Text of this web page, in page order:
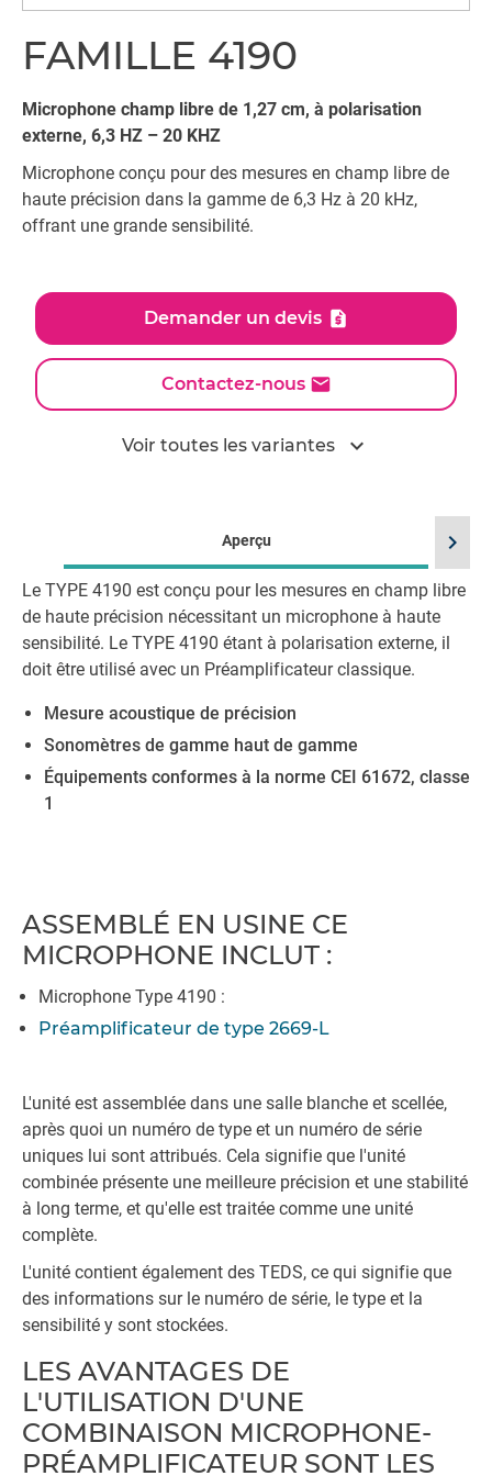
FAMILLE 4190
Microphone champ libre de 1,27 cm, à polarisation
externe, 6,3 HZ – 20 KHZ
Microphone conçu pour des mesures en champ libre de
haute précision dans la gamme de 6,3 Hz à 20 kHz,
offrant une grande sensibilité.
Demander un devis
Contactez-nous
Voir toutes les variantes expand_more
Aperçu
Le TYPE 4190 est conçu pour les mesures en champ libre
de haute précision nécessitant un microphone à haute
sensibilité. Le TYPE 4190 étant à polarisation externe, il
doit être utilisé avec un Préamplificateur classique.
Mesure acoustique de précision
Sonomètres de gamme haut de gamme
Équipements conformes à la norme CEI 61672, classe
1
chevron_right
ASSEMBLÉ EN USINE CE
MICROPHONE INCLUT :
Microphone Type 4190 :
Préamplificateur de type 2669-L
L'unité est assemblée dans une salle blanche et scellée,
après quoi un numéro de type et un numéro de série
uniques lui sont attribués. Cela signifie que l'unité
combinée présente une meilleure précision et une stabilité
à long terme, et qu'elle est traitée comme une unité
complète.
L'unité contient également des TEDS, ce qui signifie que
des informations sur le numéro de série, le type et la
sensibilité y sont stockées.
LES AVANTAGES DE
L'UTILISATION D'UNE
COMBINAISON MICROPHONE-
PRÉAMPLIFICATEUR SONT LES